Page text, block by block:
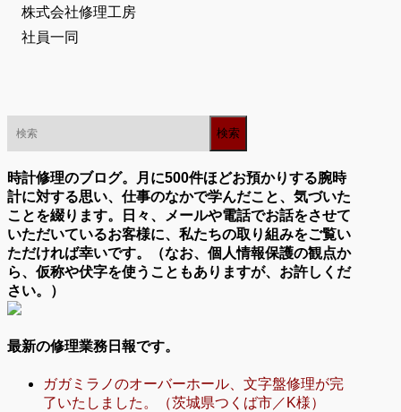
株式会社修理工房
社員一同
時計修理のブログ。月に500件ほどお預かりする腕時
計に対する思い、仕事のなかで学んだこと、気づいた
ことを綴ります。日々、メールや電話でお話をさせて
いただいているお客様に、私たちの取り組みをご覧い
ただければ幸いです。（なお、個人情報保護の観点か
ら、仮称や伏字を使うこともありますが、お許しくだ
さい。）
最新の修理業務日報です。
ガガミラノのオーバーホール、文字盤修理が完
了いたしました。（茨城県つくば市／K様）